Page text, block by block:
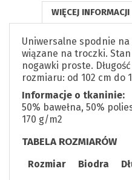
WIĘCEJ INFORMACJI
Uniwersalne spodnie
wiązane na troczki.
nogawki proste.
rozmiaru: od 102 cm do
Informacje o tkaninie:
50% bawełna, 50%
170 g/m2
TABELA ROZMIARÓW
Rozmiar Biodra